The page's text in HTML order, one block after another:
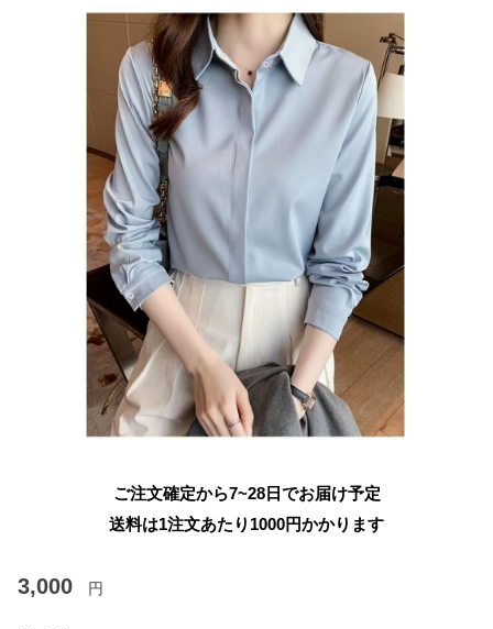
ご注文確定から7~28日でお届け予定
送料は1注文あたり 1000円かかります
3,000 円